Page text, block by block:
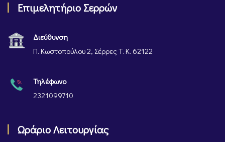
Επιμελητήριο Σερρών
Διεύθυνση
Π. Κωστοπούλου 2, Σέρρες Τ. Κ. 62122
Τηλέφωνο
2321099710
Ωράριο Λειτουργίας